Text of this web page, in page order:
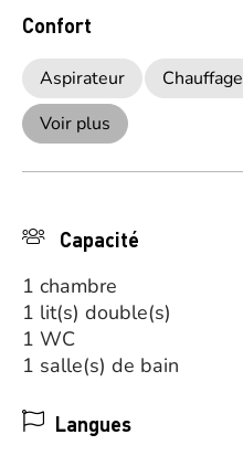
Confort
Aspirateur Chauffage
Voir plus
Capacité
1 chambre
1 lit(s) double(s)
1 WC
1 salle(s) de bain
Langues